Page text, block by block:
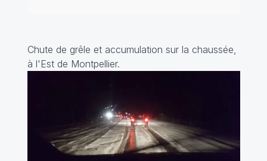
Chute de grêle et accumulation sur la chaussée,
à l'Est de Montpellier.